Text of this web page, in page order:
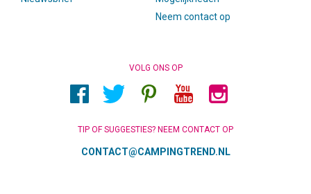
Neem contact op
VOLG ONS OP
TIP OF SUGGESTIES? NEEM CONTACT OP
CONTACT@CAMPINGTREND.NL